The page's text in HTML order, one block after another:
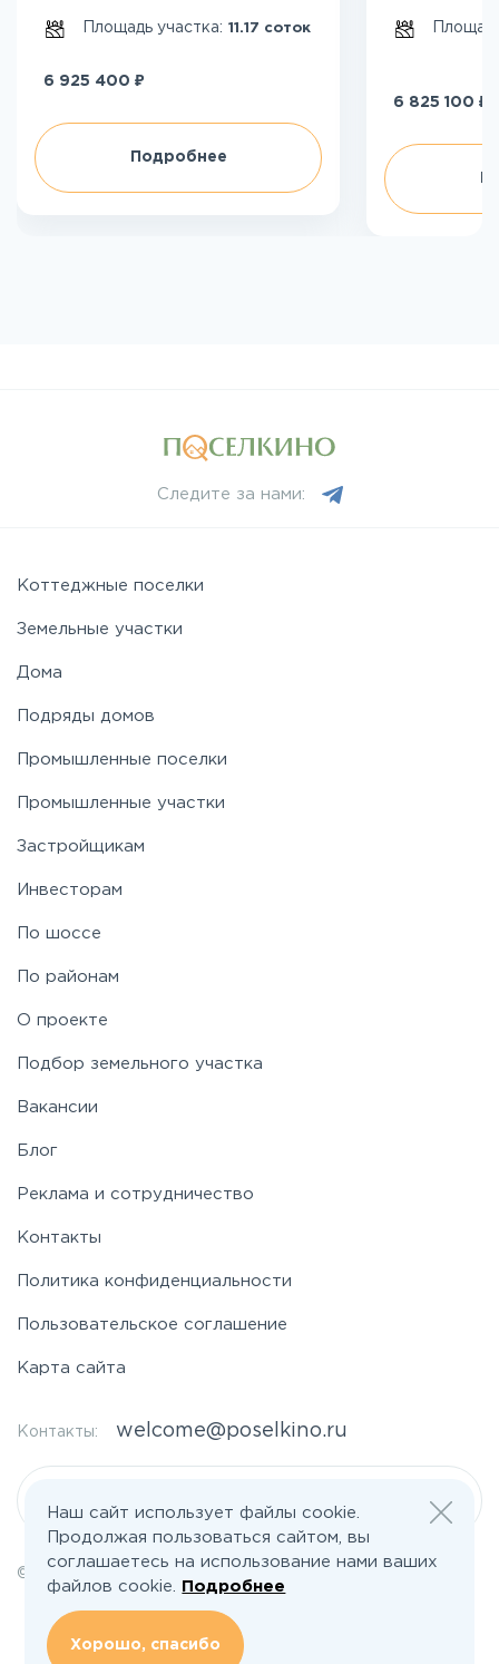
Площадь участка: 11.17 соток
6 925 400 ₽
Подробнее
6 825 100 ₽
Следите за нами:
Коттеджные поселки
Земельные участки
Дома
Подряды домов
Промышленные поселки
Промышленные участки
Застройщикам
Инвесторам
По шоссе
По районам
О проекте
Подбор земельного участка
Вакансии
Блог
Реклама и сотрудничество
Контакты
Политика конфиденциальности
Пользовательское соглашение
Карта сайта
Контакты: welcome@poselkino.ru
© 2026 Все права защищены | poselkino.ru
ИП Маслов Дмитрий Валерьевич
ИНН 503406273833
+79647266008
142613, Московская область, Орехово-Зуево, ул. Северная, д.14, кв.145
Наш сайт использует файлы cookie.
Продолжая пользоваться сайтом, вы
соглашаетесь на использование нами ваших
файлов cookie.
Подробнее
Хорошо, спасибо